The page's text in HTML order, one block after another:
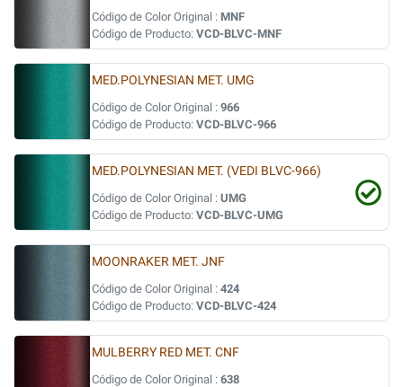
Código de Color Original : MNF
Código de Producto: VCD-BLVC-MNF
MED.POLYNESIAN MET. UMG
Código de Color Original : 966
Código de Producto: VCD-BLVC-966
MED.POLYNESIAN MET. (VEDI BLVC-966)
Código de Color Original : UMG
Código de Producto: VCD-BLVC-UMG
MOONRAKER MET. JNF
Código de Color Original : 424
Código de Producto: VCD-BLVC-424
MULBERRY RED MET. CNF
Código de Color Original : 638